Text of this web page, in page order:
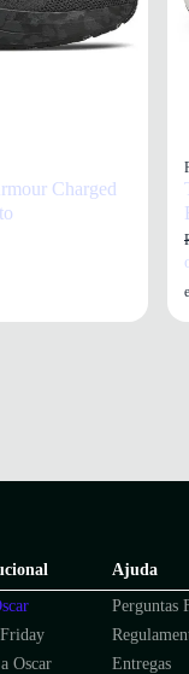
Charged
Oscar
Ajuda
Perguntas
Entregas